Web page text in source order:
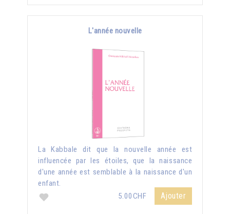
L'année nouvelle
La Kabbale dit que la nouvelle année est
influencée par les étoiles, que la naissance
d'une année est semblable à la naissance d'un
enfant.
5.00CHF
Ajouter